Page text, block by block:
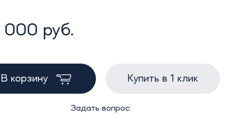
000 руб.
В корзину Купить в 1 клик
Задать вопрос: